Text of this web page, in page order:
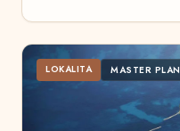
LOKALITA MASTER PLAN